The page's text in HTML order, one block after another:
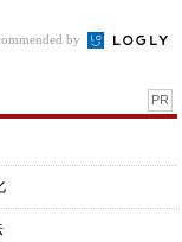
by
PR